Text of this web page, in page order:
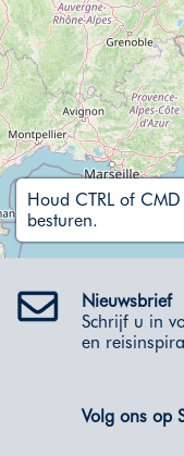
Houd CTRL of
besturen.
Nieuwsbrief
Schrijf u in
en
Volg ons op